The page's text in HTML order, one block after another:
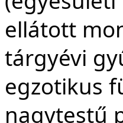
ellátott
tárgyévi
egzotikus
nagytestű